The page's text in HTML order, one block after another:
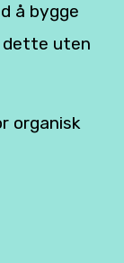
å bygge
dette uten
organisk